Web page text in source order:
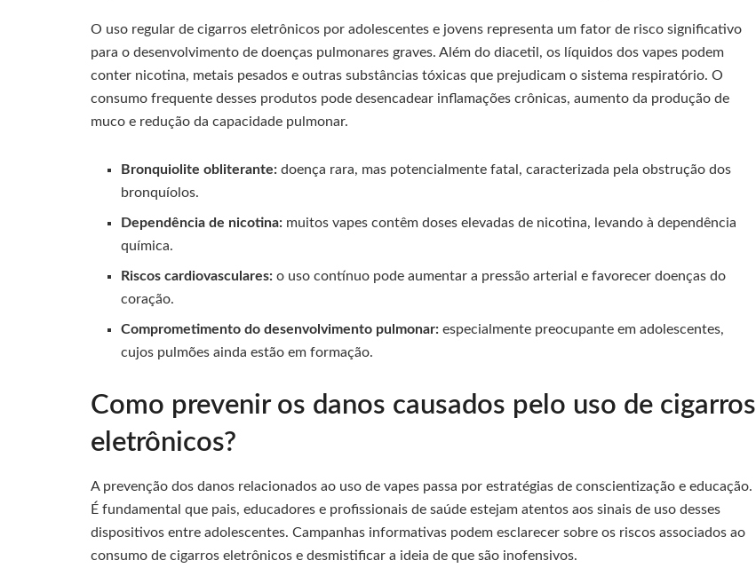
O uso regular de cigarros eletrônicos por adolescentes e jovens representa um fator de risco significativo
para o desenvolvimento de doenças pulmonares graves. Além do diacetil, os líquidos dos vapes podem
conter nicotina, metais pesados e outras substâncias tóxicas que prejudicam o sistema respiratório. O
consumo frequente desses produtos pode desencadear inflamações crônicas, aumento da produção de
muco e redução da capacidade pulmonar.
Bronquiolite obliterante: doença rara, mas potencialmente fatal, caracterizada pela obstrução dos
bronquíolos.
Dependência de nicotina: muitos vapes contêm doses elevadas de nicotina, levando à dependência
química.
Riscos cardiovasculares: o uso contínuo pode aumentar a pressão arterial e favorecer doenças do
coração.
Comprometimento do desenvolvimento pulmonar: especialmente preocupante em adolescentes,
cujos pulmões ainda estão em formação.
Como prevenir os danos causados pelo uso de cigarros
eletrônicos?
A prevenção dos danos relacionados ao uso de vapes passa por estratégias de conscientização e educação.
É fundamental que pais, educadores e profissionais de saúde estejam atentos aos sinais de uso desses
dispositivos entre adolescentes. Campanhas informativas podem esclarecer sobre os riscos associados ao
consumo de cigarros eletrônicos e desmistificar a ideia de que são inofensivos.